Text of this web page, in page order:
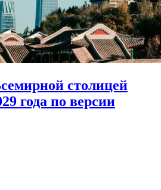
столицей
года по версии